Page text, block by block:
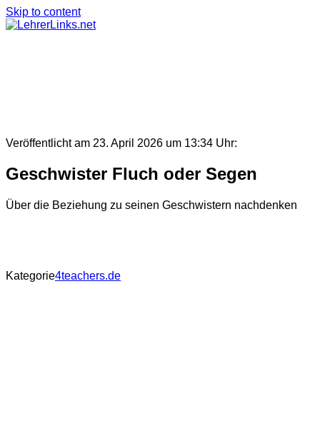
Skip to content
Veröffentlicht am 23. April 2026 um 13:34 Uhr:
Geschwister Fluch oder Segen
Über die Beziehung zu seinen Geschwistern nachdenken
Kategorie4teachers.de